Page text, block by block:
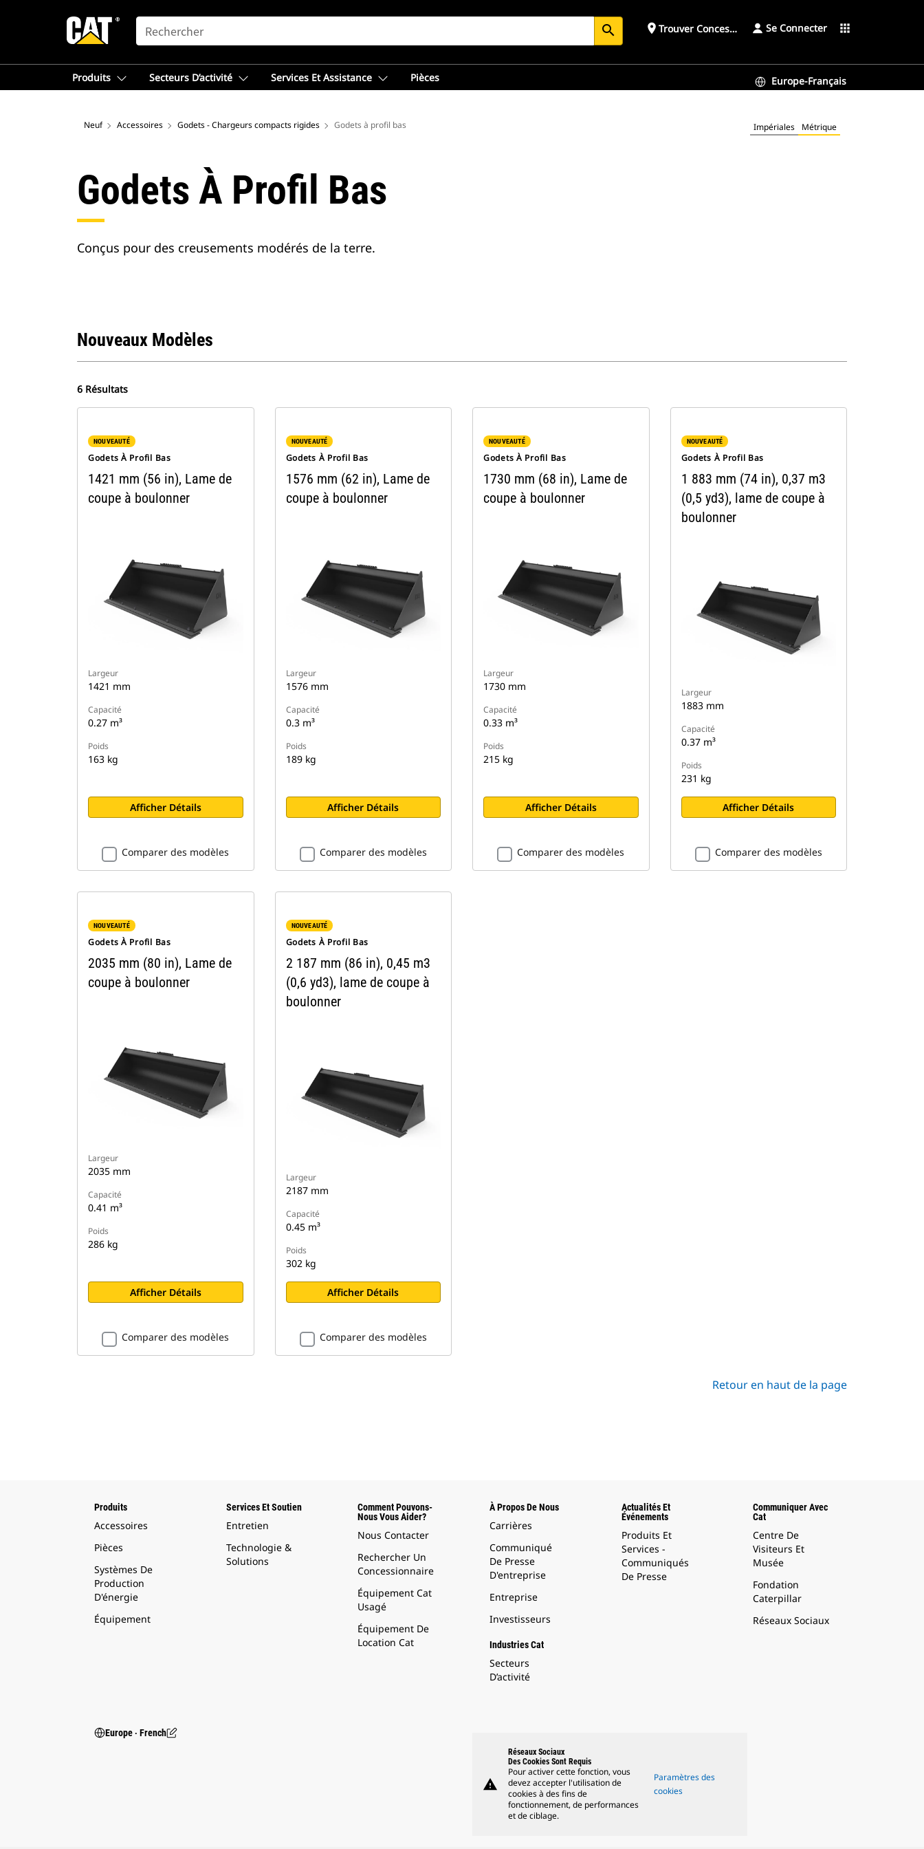
SEARCH search place Trouver ConcessionnaireSe Connecter apps
Produits Secteurs D’activité Services Et Assistance Pièces Europe-Français
Neuf Accessoires Godets - Chargeurs compacts rigides Godets à profil bas Impériales Métrique
Godets À Profil Bas
Conçus pour des creusements modérés de la terre.
Nouveaux Modèles
6 Résultats
NOUVEAUTÉ
Godets À Profil Bas
1421 mm (56 in), Lame de
coupe à boulonner
Largeur
1421 mm
Capacité
0.27 m³
Poids
163 kg
Afficher Détails
Comparer des modèles
NOUVEAUTÉ
Godets À Profil Bas
1576 mm (62 in), Lame de
coupe à boulonner
Largeur
1576 mm
Capacité
0.3 m³
Poids
189 kg
Afficher Détails
Comparer des modèles
NOUVEAUTÉ
Godets À Profil Bas
1730 mm (68 in), Lame de
coupe à boulonner
Largeur
1730 mm
Capacité
0.33 m³
Poids
215 kg
Afficher Détails
Comparer des modèles
NOUVEAUTÉ
Godets À Profil Bas
1 883 mm (74 in), 0,37 m3
(0,5 yd3), lame de coupe à
boulonner
Largeur
1883 mm
Capacité
0.37 m³
Poids
231 kg
Afficher Détails
Comparer des modèles
NOUVEAUTÉ
Godets À Profil Bas
2035 mm (80 in), Lame de
coupe à boulonner
Largeur
2035 mm
Capacité
0.41 m³
Poids
286 kg
Afficher Détails
Comparer des modèles
NOUVEAUTÉ
Godets À Profil Bas
2 187 mm (86 in), 0,45 m3
(0,6 yd3), lame de coupe à
boulonner
Largeur
2187 mm
Capacité
0.45 m³
Poids
302 kg
Afficher Détails
Comparer des modèles
Retour en haut de la page
Produits
Accessoires
Pièces
Systèmes De
Production
D'énergie
Équipement
Services Et Soutien
Entretien
Technologie &
Solutions
Comment Pouvons-
Nous Vous Aider?
Nous Contacter
Rechercher Un
Concessionnaire
Équipement Cat
Usagé
Équipement De
Location Cat
À Propos De Nous
Carrières
Communiqué
De Presse
D'entreprise
Entreprise
Investisseurs
Industries Cat
Secteurs
D’activité
Actualités Et
Événements
Produits Et
Services -
Communiqués
De Presse
Communiquer Avec
Cat
Centre De
Visiteurs Et
Musée
Fondation
Caterpillar
Réseaux Sociaux
Europe ‧ French
warning
Réseaux Sociaux
Des Cookies Sont Requis
Pour activer cette fonction, vous
devez accepter l'utilisation de
cookies à des fins de
fonctionnement, de performances
et de ciblage.
Paramètres des
cookies